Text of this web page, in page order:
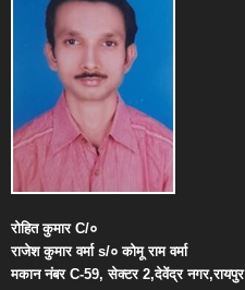
रोहित कुमारC/०
राजेश कुमार वर्माs/० कोमू राम वर्मा
मकान नंबरC-59,सेक्टर2,देवेंद्र नगर,रायपुर